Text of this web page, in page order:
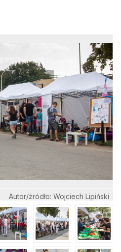
Autor/źródło: Wojciech Lipiński